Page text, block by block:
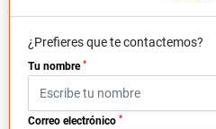
¿Prefieres que te contactemos?
Tu nombre *
Correo electrónico *